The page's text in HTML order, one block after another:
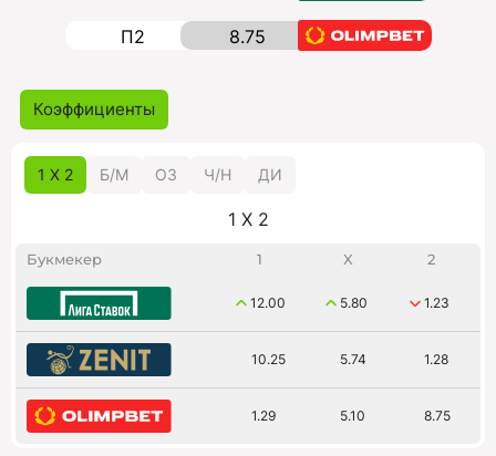
П2 8.75
Коэффициенты
1 X 2 Б/M ОЗ Ч/Н ДИ
1 X 2
Букмекер 1 X 2
12.00 5.80 1.23
10.25 5.74 1.28
1.29 5.10 8.75